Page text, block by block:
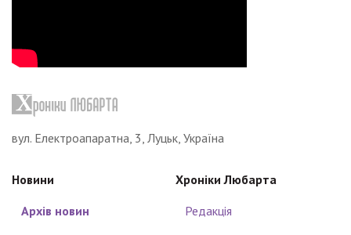
вул. Електроапаратна, 3, Луцьк, Україна
Новини
Архів новин
Хроніки Любарта
Редакція